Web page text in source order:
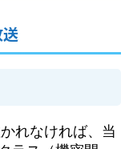
れなければ、当